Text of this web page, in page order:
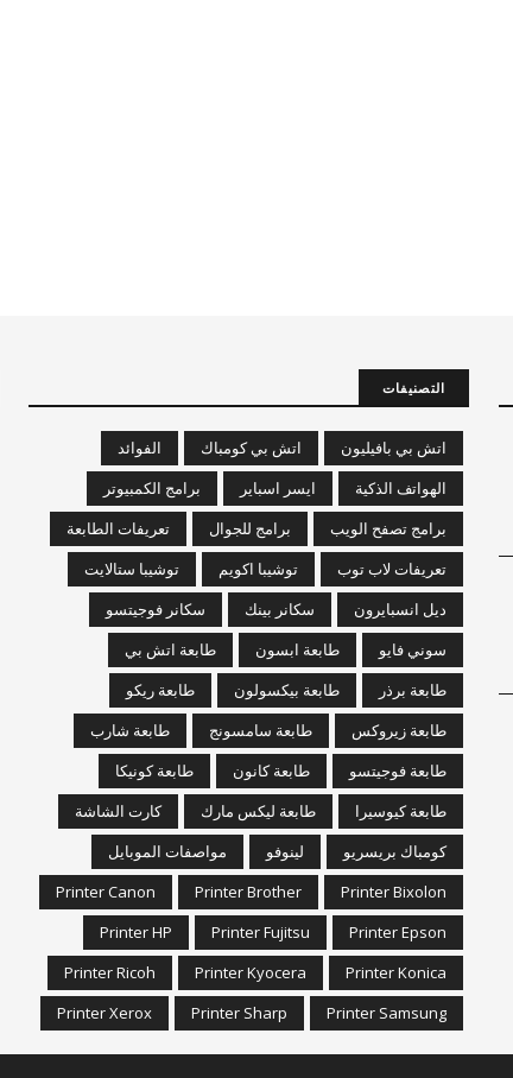
التصنيفات
اتش بي بافيليون اتش بي كومباك
الفوائد
الهواتف الذكية
ايسر اسباير
برامج الكمبيوتر
برامج تصفح الويب
برامج للجوال
تعريفات الطابعة
تعريفات لاب توب
توشيبا اكويم
توشيبا ستالايت
ديل انسبايرون
سكانر بينك
سكانر فوجيتسو
سوني فايو
طابعة ابسون
طابعة اتش بي
طابعة برذر
طابعة بيكسولون
طابعة ريكو
طابعة زيروكس
طابعة سامسونج
طابعة شارب
طابعة فوجيتسو
طابعة كانون
طابعة كونيكا
طابعة كيوسيرا
طابعة ليكس مارك
كارت الشاشة
كومباك بريسريو
لينوفو
مواصفات الموبايل
Printer Bixolon
Printer Brother
Printer Canon
Printer Epson
Printer Fujitsu
Printer HP
Printer Konica
Printer Kyocera
Printer Ricoh
Printer Samsung
Printer Sharp
Printer Xerox